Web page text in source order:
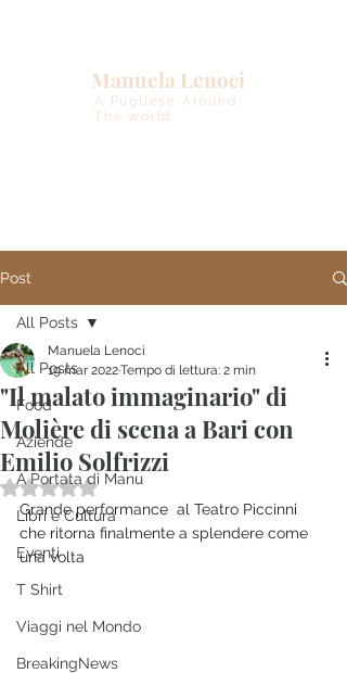
A Pugliese Around
The world
Manuela Lenoci
Post
All Posts
Food
Aziende
A Portata di Manu
Libri e Cultura
Eventi
T Shirt
Viaggi nel Mondo
BreakingNews
All Posts
"Il malato immaginario" di
Molière di scena a Bari con
Emilio Solfrizzi
Manuela Lenoci
19 mar 2022Tempo di lettura: 2 min
Valutazione NaN stelle su 5.
Grande performance  al Teatro Piccinni
che ritorna finalmente a splendere come
una volta